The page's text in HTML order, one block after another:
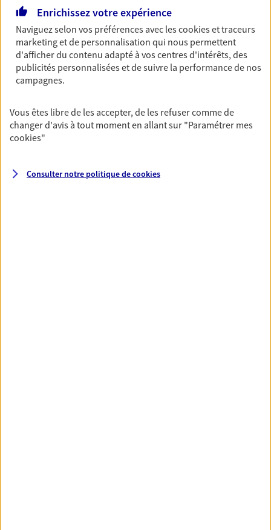
Découvrir les offres Épargne
Retraite
Préparez sereinement ce nouveau chapitre de
votre vie avec les conseils d'un expert. Découvrez
notre solution PER (Plan Epargne Retraite)
Découvrir l'offre Retraite
Pour un avenir serein, assurez-vous avec notre
Enrichissez votre expérience
Naviguez selon vos préférences avec lescookies et traceurs
marketing et de personnalisation qui nous permettent
d'afficher du contenu adapté à vos centres d'intérêts, des
publicités personnalisées et de suivre la performance de nos
campagnes.
Vous êtes libre de les accepter, de les refuser comme de
changer d'avis à tout moment en allant sur "Paramétrer mes
cookies"
Consulter notre politique decookies